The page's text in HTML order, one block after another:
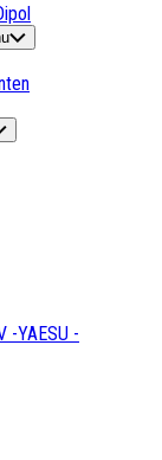
-YAESU -